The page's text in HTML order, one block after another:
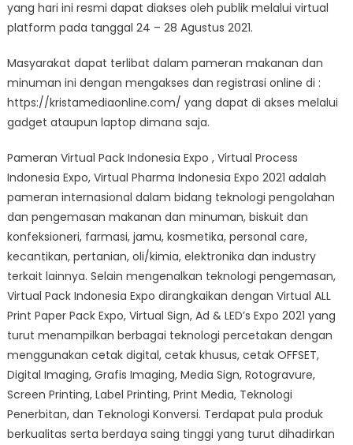
yang hari ini resmi dapat diakses oleh publik melalui virtual
platform pada tanggal 24 – 28 Agustus 2021.
Masyarakat dapat terlibat dalam pameran makanan dan
minuman ini dengan mengakses dan registrasi online di :
https://kristamediaonline.com/ yang dapat di akses melalui
gadget ataupun laptop dimana saja.
Pameran Virtual Pack Indonesia Expo , Virtual Process
Indonesia Expo, Virtual Pharma Indonesia Expo 2021 adalah
pameran internasional dalam bidang teknologi pengolahan
dan pengemasan makanan dan minuman, biskuit dan
konfeksioneri, farmasi, jamu, kosmetika, personal care,
kecantikan, pertanian, oli/kimia, elektronika dan industry
terkait lainnya. Selain mengenalkan teknologi pengemasan,
Virtual Pack Indonesia Expo dirangkaikan dengan Virtual ALL
Print Paper Pack Expo, Virtual Sign, Ad & LED’s Expo 2021 yang
turut menampilkan berbagai teknologi percetakan dengan
menggunakan cetak digital, cetak khusus, cetak OFFSET,
Digital Imaging, Grafis Imaging, Media Sign, Rotogravure,
Screen Printing, Label Printing, Print Media, Teknologi
Penerbitan, dan Teknologi Konversi. Terdapat pula produk
berkualitas serta berdaya saing tinggi yang turut dihadirkan